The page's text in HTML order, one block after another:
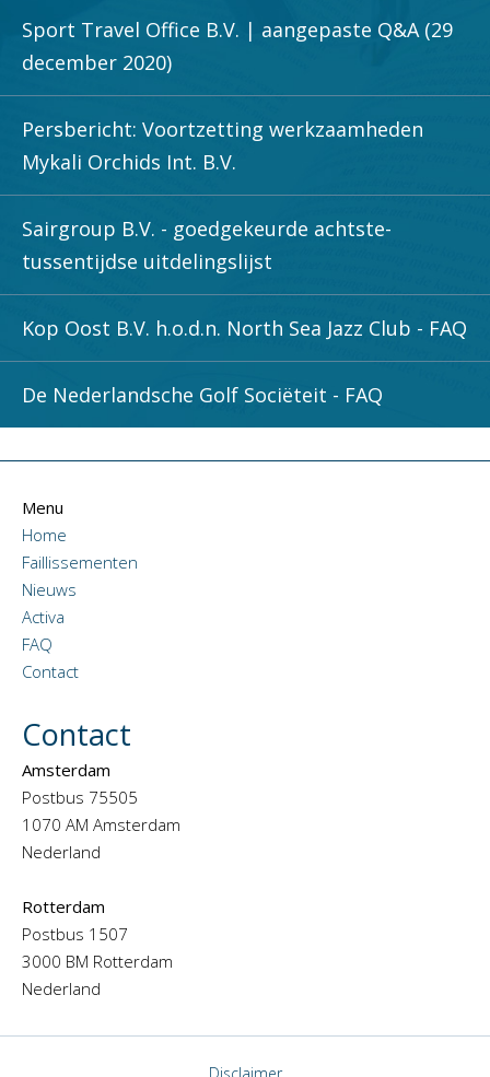
Sport Travel Office B.V. | aangepaste Q&A (29
december 2020)
Persbericht: Voortzetting werkzaamheden
Mykali Orchids Int. B.V.
Sairgroup B.V. - goedgekeurde achtste-
tussentijdse uitdelingslijst
Kop Oost B.V. h.o.d.n. North Sea Jazz Club - FAQ
De Nederlandsche Golf Sociëteit - FAQ
Menu
Home
Faillissementen
Nieuws
Activa
FAQ
Contact
Contact
Amsterdam
Postbus 75505
1070 AM Amsterdam
Nederland
Rotterdam
Postbus 1507
3000 BM Rotterdam
Nederland
Disclaimer